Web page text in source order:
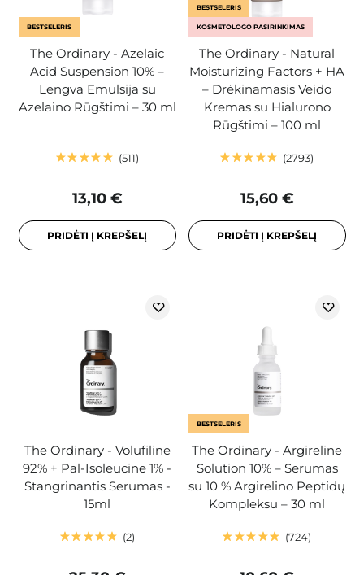
BESTSELERIS
The Ordinary - Azelaic
Acid Suspension 10% –
Lengva Emulsija su
Azelaino Rūgštimi – 30 ml
511
13,10 €
PRIDĖTI Į KREPŠELĮ
BESTSELERIS
KOSMETOLOGO PASIRINKIMAS
The Ordinary - Natural
Moisturizing Factors + HA
– Drėkinamasis Veido
Kremas su Hialurono
Rūgštimi – 100 ml
2793
15,60 €
PRIDĖTI Į KREPŠELĮ
The Ordinary - Volufiline
92% + Pal-Isoleucine 1% -
Stangrinantis Serumas -
15ml
2
BESTSELERIS
The Ordinary - Argireline
Solution 10% – Serumas
su 10 % Argirelino Peptidų
Kompleksu – 30 ml
724